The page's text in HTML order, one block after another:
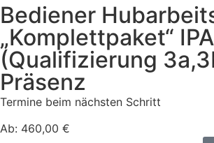
Bediener
„Komplettpaket“
(Qualifizierung
Präsenz
Termine beim nächsten Schritt
Ab: 460,00 €